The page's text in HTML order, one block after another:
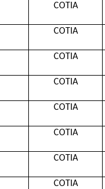
COTIA
COTIA
COTIA
COTIA
COTIA
COTIA
COTIA
COTIA